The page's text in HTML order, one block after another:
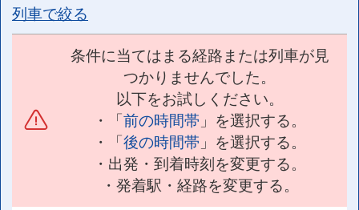
列車で絞る
条件に当てはまる経路または列車が見
つかりませんでした。
以下をお試しください。
・「前の時間帯 」を選択する。
・「後の時間帯 」を選択する。
・出発・到着時刻を変更する。
・発着駅・経路を変更する。